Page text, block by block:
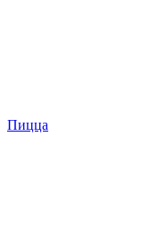
Пицца